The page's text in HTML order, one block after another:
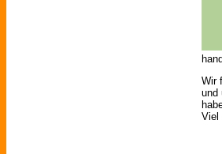
Wir
und
Viel